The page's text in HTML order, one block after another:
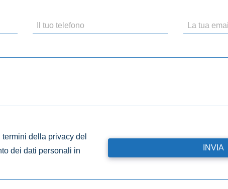
della privacy del
dei dati personali in